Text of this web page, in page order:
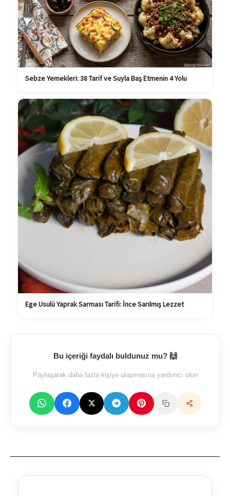
Sebze Yemekleri: 38 Tarif ve Suyla Baş Etmenin 4 Yolu
Ege Usulü Yaprak Sarması Tarifi: İnce Sarılmış Lezzet
Bu içeriği faydalı buldunuz mu? 🙌
Paylaşarak daha fazla kişiye ulaşmasına yardımcı olun